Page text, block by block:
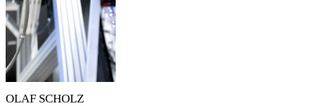
OLAF SCHOLZ